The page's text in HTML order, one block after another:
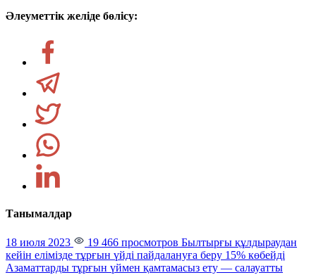
Әлеуметтік желіде бөлісу:
Танымалдар
18 июля 2023 19 466 просмотров Былтырғы құлдыраудан
кейін елімізде тұрғын үйді пайдалануға беру 15% көбейді
Азаматтарды тұрғын үймен қамтамасыз ету — салауатты